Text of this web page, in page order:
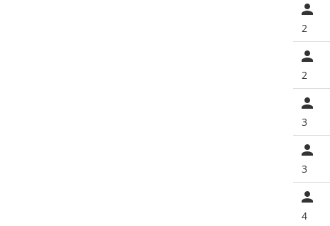
2
2
3
3
4